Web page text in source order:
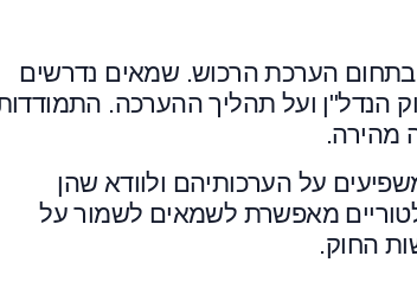
בתחום הערכת הרכוש. שמאים נדרשים
הנדל"ן ועל תהליך ההערכה.
מהירה.
על הערכותיהם ולוודא שהן
מאפשרת לשמאים לשמור על
החוק.